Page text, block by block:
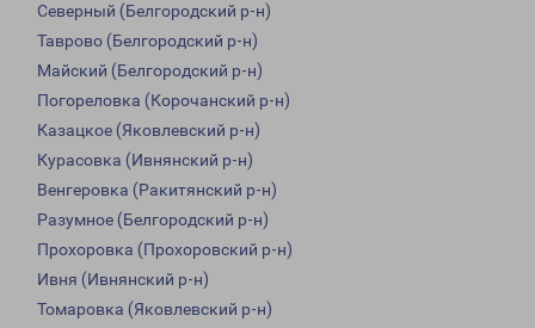
Северный (Белгородский р-н)
Таврово (Белгородский р-н)
Майский (Белгородский р-н)
Погореловка (Корочанский р-н)
Казацкое (Яковлевский р-н)
Курасовка (Ивнянский р-н)
Венгеровка (Ракитянский р-н)
Разумное (Белгородский р-н)
Прохоровка (Прохоровский р-н)
Ивня (Ивнянский р-н)
Томаровка (Яковлевский р-н)